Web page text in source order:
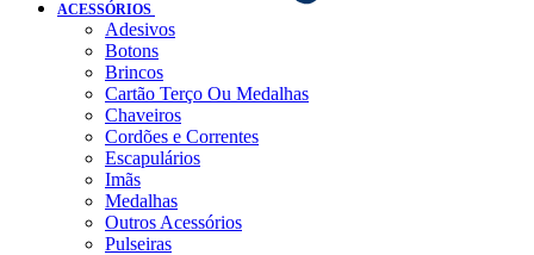
ACESSÓRIOS
Adesivos
Botons
Brincos
Cartão Terço Ou Medalhas
Chaveiros
Cordões e Correntes
Escapulários
Imãs
Medalhas
Outros Acessórios
Pulseiras